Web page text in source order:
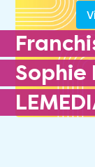
Franchise Expo 2025 :
Sophie